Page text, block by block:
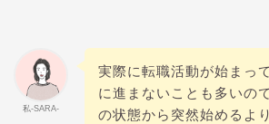
私-SARA-
実際に転職活動が始まっ
に進まないことも多いの
の状態から突然始めるよ